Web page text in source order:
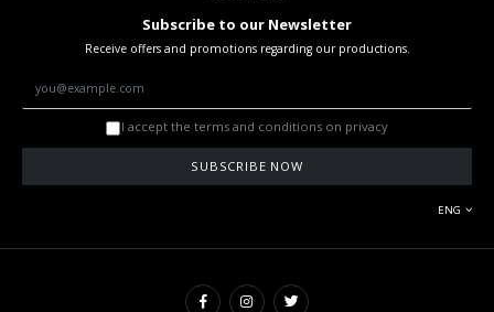
Subscribe to our Newsletter
Receive offers and promotions regarding our productions.
I accept the terms and conditions on privacy
SUBSCRIBE NOW
ENG